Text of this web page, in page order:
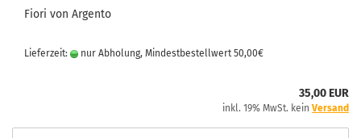
Fiori von Argento
Lieferzeit: nur Abholung, Mindestbestellwert 50,00€
35,00 EUR
inkl. 19% MwSt. kein Versand